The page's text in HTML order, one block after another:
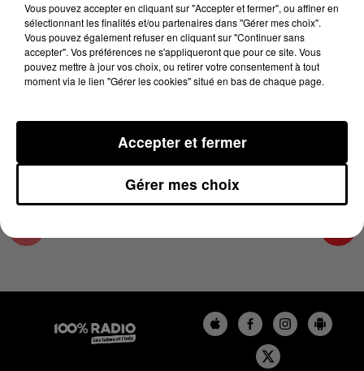
31 octobre 2024 - 4 min 10 sec
LES INFOS DE L'HÉRAULT DU 31/10/2024 À
07H30
Podcasts infos de l'Hérault
Vous pouvez accepter en cliquant sur "Accepter et fermer", ou affiner en
sélectionnant les finalités et/ou partenaires dans "Gérer mes choix".
Vous pouvez également refuser en cliquant sur "Continuer sans
accepter". Vos préférences ne s'appliqueront que pour ce site. Vous
pouvez mettre à jour vos choix, ou retirer votre consentement à tout
moment via le lien "Gérer les cookies" situé en bas de chaque page.
Gérer mes choix
Accepter et fermer